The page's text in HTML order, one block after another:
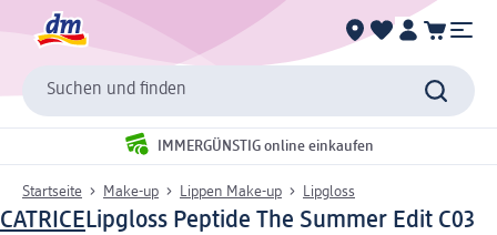
Suchen und finden
IMMERGÜNSTIG online einkaufen
Startseite Make-up Lippen Make-up Lipgloss
CATRICELipgloss Peptide The Summer Edit C03